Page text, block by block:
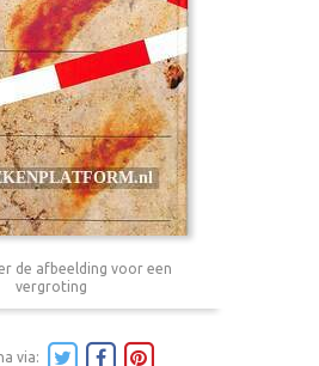
de afbeelding voor een
vergroting
via: